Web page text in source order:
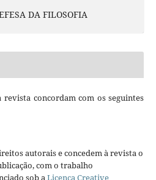
DA FILOSOFIA
concordam com os seguintes
autorais e concedem à revista o
com o trabalho
sob aLicença Creative